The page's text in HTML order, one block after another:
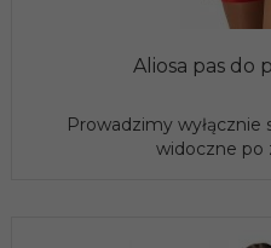
Aliosa pas do
Prowadzimy wyłącznie
widoczne po